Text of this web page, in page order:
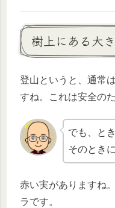
樹上にある大
登山というと、通常
すね。これは安全の
でも、と
そのとき
赤い実がありますね
ラです。